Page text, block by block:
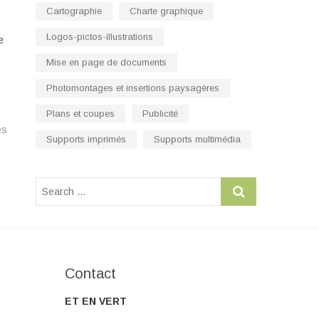
Cartographie Charte graphique
Logos-pictos-illustrations
Mise en page de documents
Photomontages et insertions paysagères
Plans et coupes Publicité
Supports imprimés Supports multimédia
Contact
ET EN VERT